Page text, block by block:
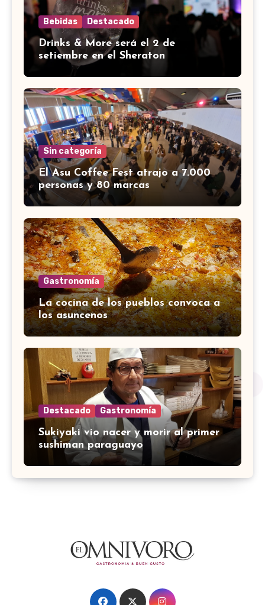
Bebidas Destacado
Drinks & More será el 2 de
setiembre en el Sheraton
Sin categoría
El Asu Coffee Fest atrajo a 7.000
personas y 80 marcas
Gastronomía
La cocina de los pueblos convoca a
los asuncenos
Destacado Gastronomía
Sukiyaki vio nacer y morir al primer
sushiman paraguayo